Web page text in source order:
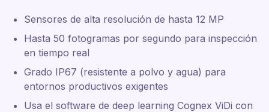
Sensores de alta resolución de hasta 12 MP
Hasta 50 fotogramas por segundo para inspección
en tiempo real
Grado IP67 (resistente a polvo y agua) para
entornos productivos exigentes
Usa el software de deep learning Cognex ViDi con